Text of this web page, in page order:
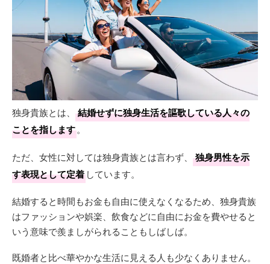
独身貴族とは、
結婚せずに独身生活を謳歌している人々の
ことを指します。
ただ、女性に対しては独身貴族とは言わず、
独身男性を示
す表現として定着 しています。
結婚すると時間もお金も自由に使えなくなるため、独身貴族
はファッションや娯楽、飲食などに自由にお金を費やせると
いう意味で羨ましがられることもしばしば。
既婚者と比べ華やかな生活に見える人も少なくありません。